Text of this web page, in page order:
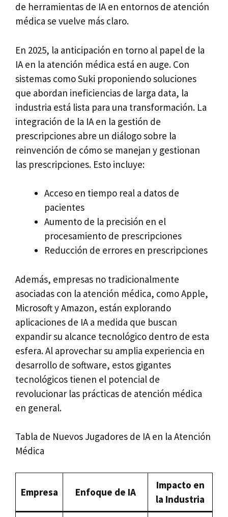
de herramientas de IA en entornos de atención
médica se vuelve más claro.
En 2025, la anticipación en torno al papel de la
IA en la atención médica está en auge. Con
sistemas como Suki proponiendo soluciones
que abordan ineficiencias de larga data, la
industria está lista para una transformación. La
integración de la IA en la gestión de
prescripciones abre un diálogo sobre la
reinvención de cómo se manejan y gestionan
las prescripciones. Esto incluye:
Acceso en tiempo real a datos de
pacientes
Aumento de la precisión en el
procesamiento de prescripciones
Reducción de errores en prescripciones
Además, empresas no tradicionalmente
asociadas con la atención médica, como Apple,
Microsoft y Amazon, están explorando
aplicaciones de IA a medida que buscan
expandir su alcance tecnológico dentro de esta
esfera. Al aprovechar su amplia experiencia en
desarrollo de software, estos gigantes
tecnológicos tienen el potencial de
revolucionar las prácticas de atención médica
en general.
Tabla de Nuevos Jugadores de IA en la Atención
Médica
Empresa Enfoque de IA
Impacto en
la Industria